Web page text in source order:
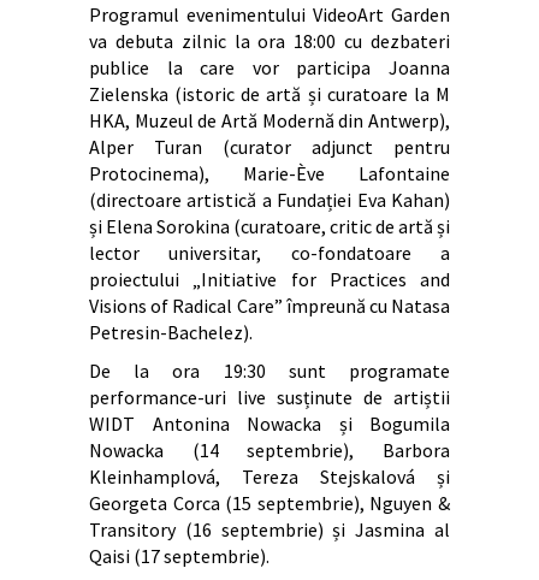
Programul evenimentului VideoArt Garden
va debuta zilnic la ora 18:00 cu dezbateri
publice la care vor participa Joanna
Zielenska (istoric de artă și curatoare la M
HKA, Muzeul de Artă Modernă din Antwerp),
Alper Turan (curator adjunct pentru
Protocinema), Marie-Ève Lafontaine
(directoare artistică a Fundației Eva Kahan)
și Elena Sorokina (curatoare, critic de artă și
lector universitar, co-fondatoare a
proiectului „Initiative for Practices and
Visions of Radical Care” împreună cu Natasa
Petresin-Bachelez).
De la ora 19:30 sunt programate
performance-uri live susținute de artiștii
WIDT Antonina Nowacka și Bogumila
Nowacka (14 septembrie), Barbora
Kleinhamplová, Tereza Stejskalová și
Georgeta Corca (15 septembrie), Nguyen &
Transitory (16 septembrie) și Jasmina al
Qaisi (17 septembrie).